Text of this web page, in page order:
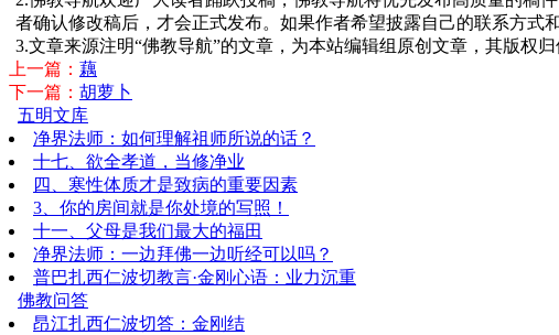
者确认修改稿后，才会正式发布。如果作者希望披露自己的联系方式
3.文章来源注明“佛教导航”的文章，为本站编辑组原创文章，其版权
上一篇： 藕
下一篇： 胡萝卜
五明文库
净界法师：如何理解祖师所说的话？
十七、欲全孝道，当修净业
四、寒性体质才是致病的重要因素
3、你的房间就是你处境的写照！
十一、父母是我们最大的福田
净界法师：一边拜佛一边听经可以吗？
普巴扎西仁波切教言·金刚心语：业力沉重
佛教问答
昂江扎西仁波切答：金刚结